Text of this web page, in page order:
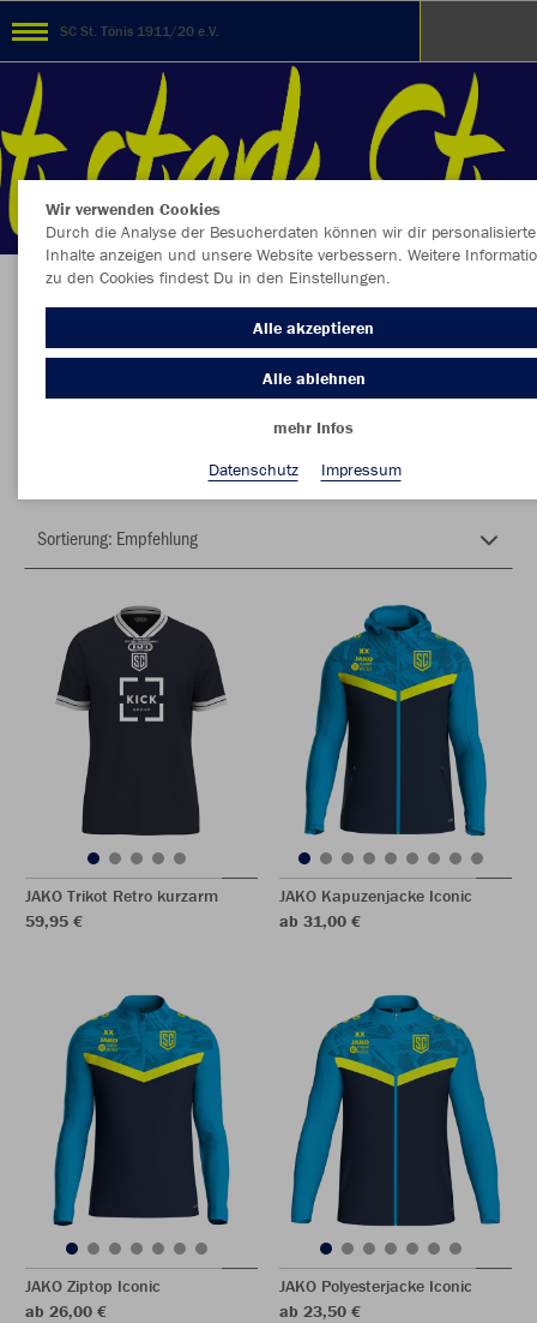
SC St. Tönis 1911/20 e.V.
Herzlich Willkommen im Teamshop SC St.
Tönis 1911/20 e.V.
JAKO Trikot Retro kurzarm
59,95 €
JAKO Kapuzenjacke Iconic
ab 31,00 €
JAKO Ziptop Iconic
ab 26,00 €
JAKO Polyesterjacke Iconic
ab 23,50 €
Wir verwenden Cookies
Durch die Analyse der Besucherdaten können wir dir personalisierte
Inhalte anzeigen und unsere Website verbessern. Weitere
zu den Cookies findest Du in den Einstellungen.
Alle akzeptieren
Alle ablehnen
mehr Infos
Datenschutz
Impressum